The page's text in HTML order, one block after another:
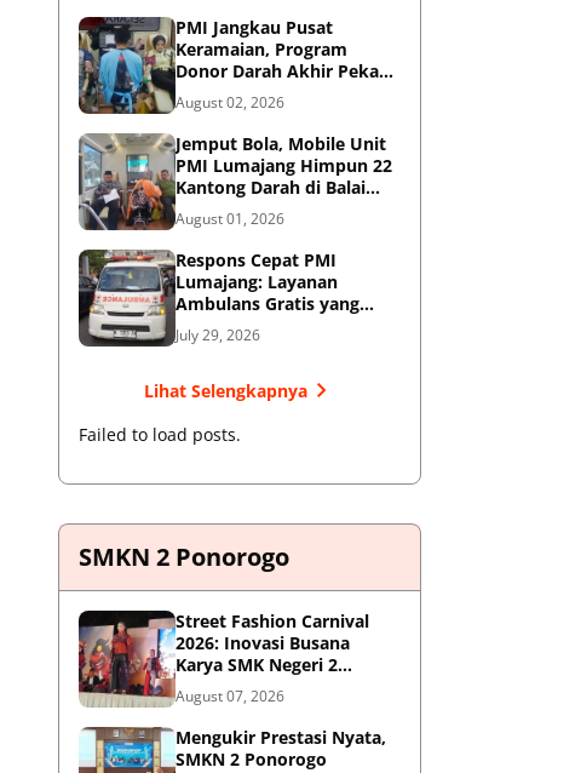
PMI Jangkau Pusat
Keramaian, Program
Donor Darah Akhir Pekan
di GM Plaza Lumajang
Disambut Antusias
August 02, 2026
Jemput Bola, Mobile Unit
PMI Lumajang Himpun 22
Kantong Darah di Balai
Desa Jatirejo Kunir
August 01, 2026
Respons Cepat PMI
Lumajang: Layanan
Ambulans Gratis yang
Wajib Diketahui Warga
July 29, 2026
Lihat Selengkapnya
Failed to load posts.
SMKN 2 Ponorogo
Street Fashion Carnival
2026: Inovasi Busana
Karya SMK Negeri 2
Ponorogo
August 07, 2026
Mengukir Prestasi Nyata,
SMKN 2 Ponorogo